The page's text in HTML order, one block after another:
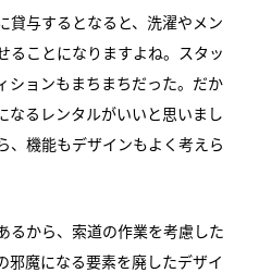
貸与するとなると、洗濯やメン
ることになりますよね。スタッ
ションもまちまちだった。だか
なるレンタルがいいと思いまし
、機能もデザインもよく考えら
るから、索道の作業を考慮した
邪魔になる要素を廃したデザイ